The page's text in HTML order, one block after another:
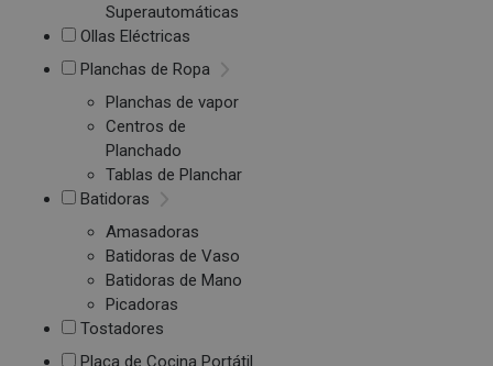
Superautomáticas
Ollas Eléctricas
Planchas de Ropa
Planchas de vapor
Centros de
Planchado
Tablas de Planchar
Batidoras
Amasadoras
Batidoras de Vaso
Batidoras de Mano
Picadoras
Tostadores
Placa de Cocina Portátil